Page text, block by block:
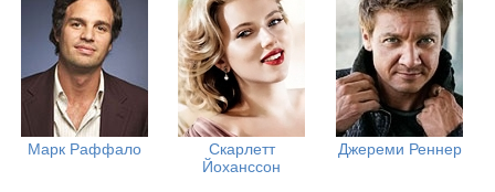
Марк Раффало
Скарлетт
Йоханссон
Джереми Реннер